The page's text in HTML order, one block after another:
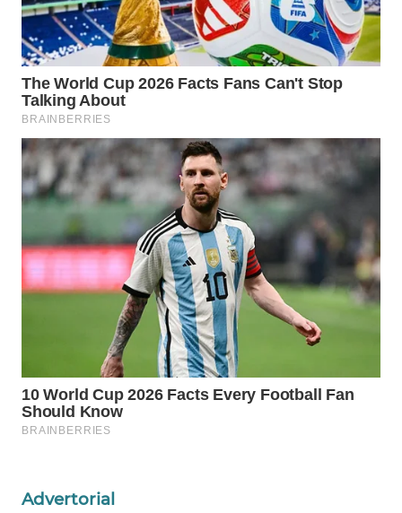
Advertorial
WAHANA
ADVOKAT
WAHANA
INFRASTRUKTUR
WAHANA
KONSUMEN
WAHANA
LISTRIK
TV
WAHANANEWS
WAHANANEWS